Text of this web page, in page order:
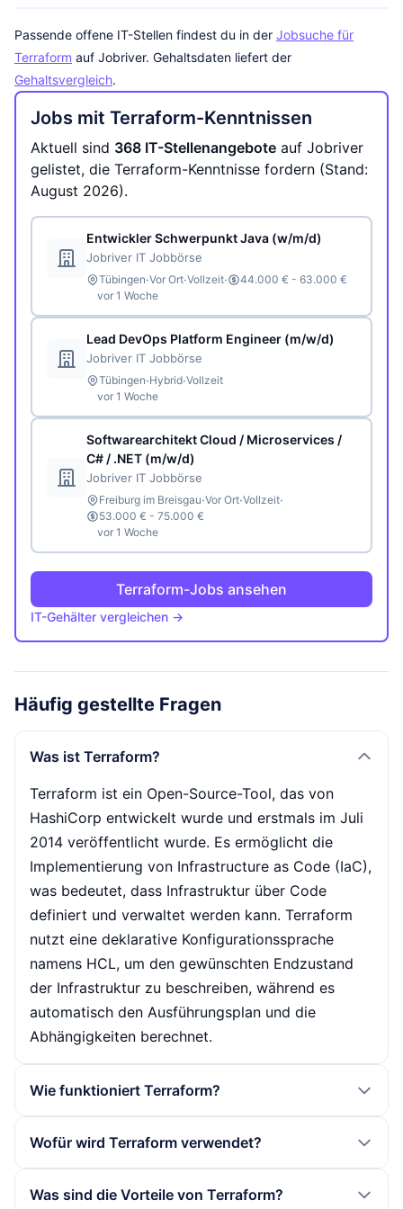
Passende offene IT-Stellen findest du in der Jobsuche für
Terraform auf Jobriver. Gehaltsdaten liefert der
Gehaltsvergleich.
Jobs mit Terraform-Kenntnissen
Aktuell sind 368 IT-Stellenangebote auf Jobriver
gelistet, die Terraform-Kenntnisse fordern (Stand:
August 2026).
Entwickler Schwerpunkt Java (w/m/d)
Jobriver IT Jobbörse
Tübingen·Vor Ort·Vollzeit·
44.000 € - 63.000 €
vor 1 Woche
Lead DevOps Platform Engineer (m/w/d)
Jobriver IT Jobbörse
Tübingen·Hybrid·Vollzeit
vor 1 Woche
Softwarearchitekt Cloud / Microservices /
C# / .NET (m/w/d)
Jobriver IT Jobbörse
Freiburg im Breisgau·Vor Ort·Vollzeit·
53.000 € - 75.000 €
vor 1 Woche
Terraform-Jobs ansehen
IT-Gehälter vergleichen →
Häufig gestellte Fragen
Was ist Terraform?
Terraform ist ein Open-Source-Tool, das von
HashiCorp entwickelt wurde und erstmals im Juli
2014 veröffentlicht wurde. Es ermöglicht die
Implementierung von Infrastructure as Code (IaC),
was bedeutet, dass Infrastruktur über Code
definiert und verwaltet werden kann. Terraform
nutzt eine deklarative Konfigurationssprache
namens HCL, um den gewünschten Endzustand
der Infrastruktur zu beschreiben, während es
automatisch den Ausführungsplan und die
Abhängigkeiten berechnet.
Wie funktioniert Terraform?
Workflow: Zuerst wird der Code geschrieben, der
folgt der Planungsprozess, in dem Terraform die
Wofür wird Terraform verwendet?
der Bereitstellung und Verwaltung von Cloud-
Was sind die Vorteile von Terraform?